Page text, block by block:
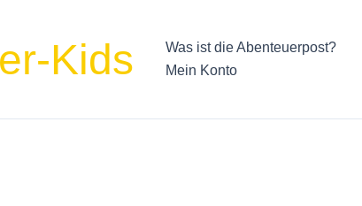
Kids Was ist die Abenteuerpost?
Mein Konto